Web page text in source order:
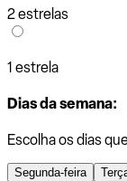
2 estrelas
1 estrela
Dias da semana:
Escolha os dias
Segunda-feira